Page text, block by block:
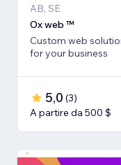
AB, SE
Ox web ™
Custom web
for your business
5,0 (3)
A partire da 500 $